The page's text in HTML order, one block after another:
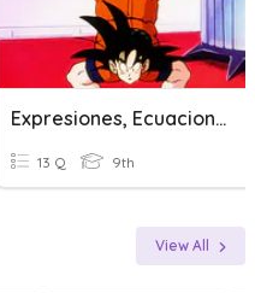
Expresiones, Ecuaciones Y Desigualdades
13 Q 9th
View All